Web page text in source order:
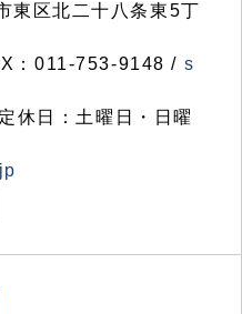
区北二十八条東5丁
：011-753-9148 / s
休日：土曜日・日曜